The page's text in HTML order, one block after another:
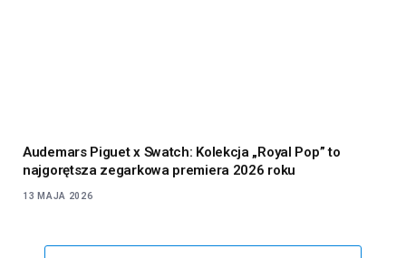
Audemars Piguet x Swatch: Kolekcja „Royal Pop” to
najgorętsza zegarkowa premiera 2026 roku
13 MAJA 2026